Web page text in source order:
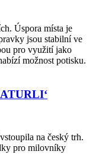
Úspora místa je
jsou stabilní ve
pro využití jako
možnost potisku.
na český trh.
pro milovníky